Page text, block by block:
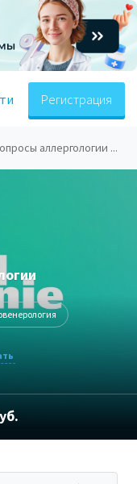
Регистрация
аллергологии ...